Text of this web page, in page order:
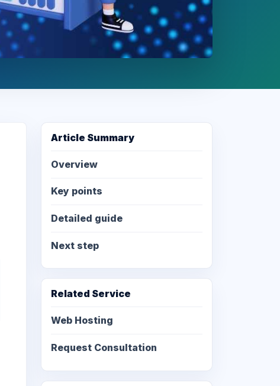
Article Summary
Overview
Key points
Detailed guide
Next step
Related Service
Web Hosting
Request Consultation